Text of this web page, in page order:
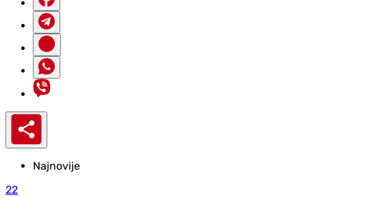
Najnovije
22